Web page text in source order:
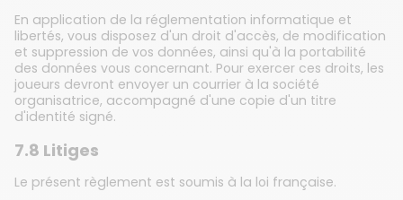
En application de la réglementation informatique et
libertés, vous disposez d'un droit d'accès, de modification
et suppression de vos données, ainsi qu'à la portabilité
des données vous concernant. Pour exercer ces droits, les
joueurs devront envoyer un courrier à la société
organisatrice, accompagné d'une copie d'un titre
d'identité signé.
7.8 Litiges
Le présent règlement est soumis à la loi française.